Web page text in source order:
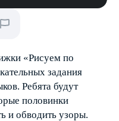
«Рисуем по
задания
Ребята будут
половинки
и обводить узоры.